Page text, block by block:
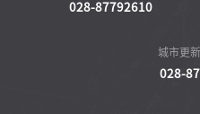
028-87792610
城市更
028-